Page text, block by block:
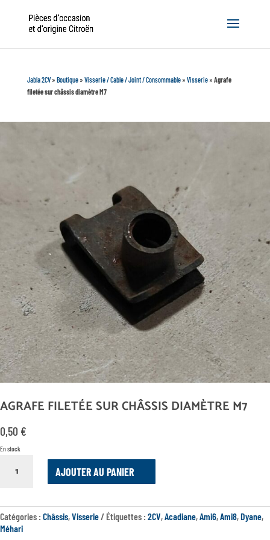
Jabla 2CV» Boutique» Visserie / Cable / Joint / Consommable» Visserie» Agrafe
filetée sur châssis diamètre M7
AGRAFE FILETÉE SUR CHÂSSIS DIAMÈTRE M7
0,50 €
En stock
SUR
CHÂSSIS
DIAMÈTRE
AJOUTER AU PANIER
Catégories : Châssis,Visserie Étiquettes : 2CV,Acadiane,Ami6,Ami8,Dyane,
Méhari